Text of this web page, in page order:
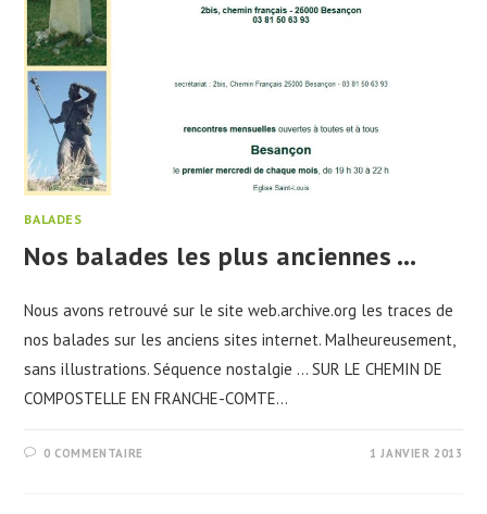
BALADES
Nos balades les plus anciennes …
Nous avons retrouvé sur le site web.archive.org les traces de
nos balades sur les anciens sites internet. Malheureusement,
sans illustrations. Séquence nostalgie ... SUR LE CHEMIN DE
COMPOSTELLE EN FRANCHE-COMTE…
0 COMMENTAIRE 1 JANVIER 2013